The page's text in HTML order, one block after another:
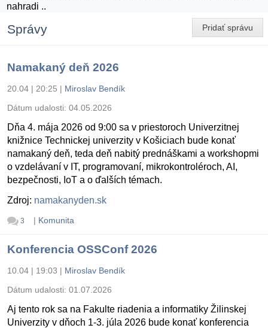
nahradi ..
Pridať správu
Správy
Namakaný deň 2026
20.04 | 20:25 | Miroslav Bendík
Dátum udalosti: 04.05.2026
Dňa 4. mája 2026 od 9:00 sa v priestoroch Univerzitnej
knižnice Technickej univerzity v Košiciach bude konať
namakaný deň, teda deň nabitý prednáškami a workshopmi
o vzdelávaní v IT, programovaní, mikrokontroléroch, AI,
bezpečnosti, IoT a o ďalších témach.
Zdroj: namakanyden.sk
3 | Komunita
Konferencia OSSConf 2026
10.04 | 19:03 | Miroslav Bendík
Dátum udalosti: 01.07.2026
Aj tento rok sa na Fakulte riadenia a informatiky Žilinskej
Univerzity v dňoch 1-3. júla 2026 bude konať konferencia